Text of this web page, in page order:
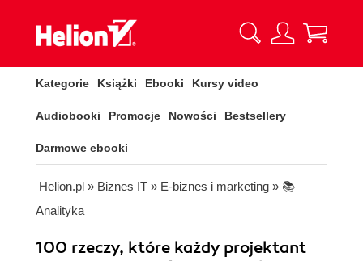
Kategorie Książki Ebooki Kursy video
Audiobooki Promocje Nowości Bestsellery
Darmowe ebooki
Helion.pl » Biznes IT » E-biznes i marketing » 📚
Analityka
100 rzeczy, które każdy projektant